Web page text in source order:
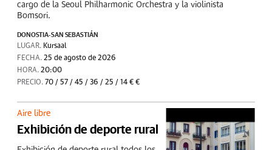
cargo de la Seoul Philharmonic Orchestra y la violinista
Bomsori.
DONOSTIA-SAN SEBASTIÁN
LUGAR. Kursaal
FECHA. 25 de agosto de 2026
HORA. 20:00
PRECIO. 70 / 57 / 45 / 36 / 25 / 14 € €
Aire libre
Exhibición de deporte rural